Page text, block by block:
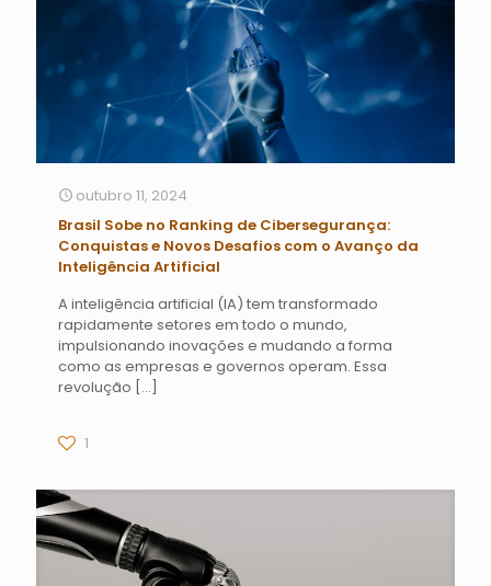
outubro 11, 2024
Brasil Sobe no Ranking de Cibersegurança:
Conquistas e Novos Desafios com o Avanço da
Inteligência Artificial
A inteligência artificial (IA) tem transformado
rapidamente setores em todo o mundo,
impulsionando inovações e mudando a forma
como as empresas e governos operam. Essa
revolução […]
1